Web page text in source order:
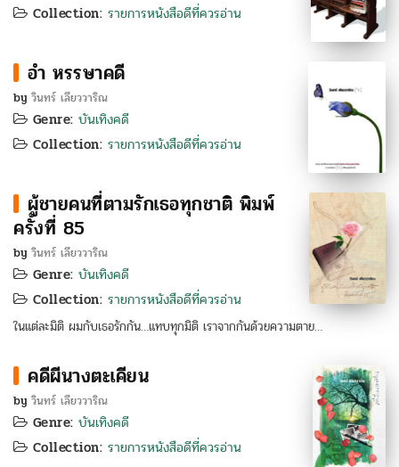
Collection: รายการหนังสือดีที่ควรอ่าน
อำ หรรษาคดี
by วินทร์ เลียววาริณ
Genre: บันเทิงคดี
Collection: รายการหนังสือดีที่ควรอ่าน
ผู้ชายคนที่ตามรักเธอทุกชาติ พิมพ์
ครั้งที่ 85
by วินทร์ เลียววาริณ
Genre: บันเทิงคดี
Collection: รายการหนังสือดีที่ควรอ่าน
ในแต่ละมิติ ผมกับเธอรักกัน…แทบทุกมิติ เราจากกันด้วยความตาย…
คดีผีนางตะเคียน
by วินทร์ เลียววาริณ
Genre: บันเทิงคดี
Collection: รายการหนังสือดีที่ควรอ่าน